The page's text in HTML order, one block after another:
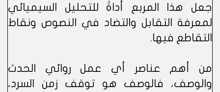
جعل هذا المربع أداةً للتحليل السيميائي
لمعرفة التقابل والتضاد في النصوص ونقاط
التقاطع فيها.
من أهم عناصر أي عمل روائي الحدث
والوصف، فالوصف هو توقف زمن السرد،